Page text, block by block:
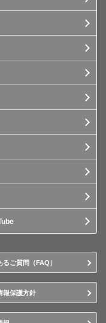
るご質問（FAQ）
報保護方針